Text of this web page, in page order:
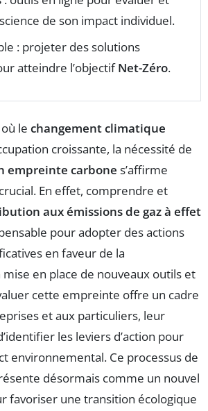
de son impact individuel.
: projeter des solutions
atteindre l’objectifNet-Zéro.
le changement climatique
croissante, la nécessité de
empreinte carbone s’affirme
En effet, comprendre et
aux émissions de gaz à effet
pour adopter des actions
en faveur de la
mise en place de nouveaux outils et
cette empreinte offre un cadre
et aux particuliers, leur
les leviers d’action pour
environnemental. Ce processus de
désormais comme un nouvel
favoriser une transition écologique